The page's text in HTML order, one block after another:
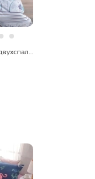
Колмплект постельного белья двухспальный